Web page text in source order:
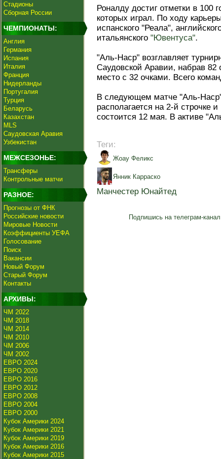
Стадионы
Сборная России
ЧЕМПИОНАТЫ:
Англия
Германия
Испания
Италия
Франция
Нидерланды
Португалия
Турция
Беларусь
Казахстан
MLS
Саудовская Аравия
Узбекистан
МЕЖСЕЗОНЬЕ:
Трансферы
Контрольные матчи
РАЗНОЕ:
Прогнозы от ФНК
Российские новости
Мировые Новости
Коэффициенты УЕФА
Голосование
Поиск
Вакансии
Новый Форум
Старый Форум
Контакты
АРХИВЫ:
ЧМ 2022
ЧМ 2018
ЧМ 2014
ЧМ 2010
ЧМ 2006
ЧМ 2002
ЕВРО 2024
ЕВРО 2020
ЕВРО 2016
ЕВРО 2012
ЕВРО 2008
ЕВРО 2004
ЕВРО 2000
Кубок Америки 2024
Кубок Америки 2021
Кубок Америки 2019
Кубок Америки 2016
Кубок Америки 2015
Роналду достиг отметки в 100
которых играл. По ходу
испанского "Реала",
итальянского "Ювентуса".
"Аль-Наср" возглавляет
Саудовской Аравии, набрав
место с 32 очками. Всего
В следующем матче "Аль-
располагается на 2-й строчке
состоится 12 мая. В активе
Теги:
Жоау Феликс
Янник Карраско
Манчестер Юнайтед
Подпишись на телеграм-